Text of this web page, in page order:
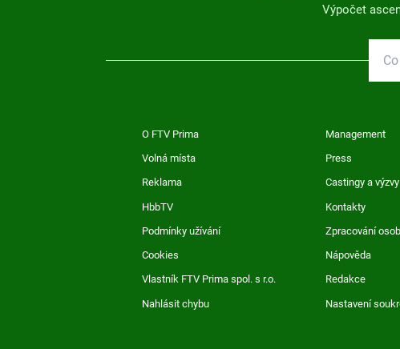
Výpočet
O FTV Prima Management
Volná místa Press
Reklama Castingy a výzvy
HbbTV Kontakty
Podmínky užívání Zpracování
Cookies Nápověda
Vlastník FTV Prima spol. s r.o. Redakce
Nahlásit chybu Nastavení